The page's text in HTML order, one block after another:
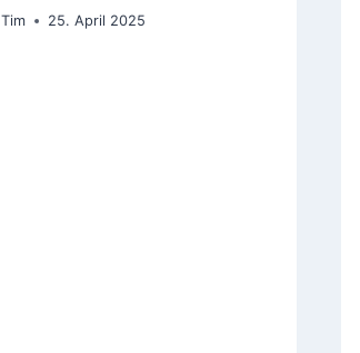
Tim 25. April 2025